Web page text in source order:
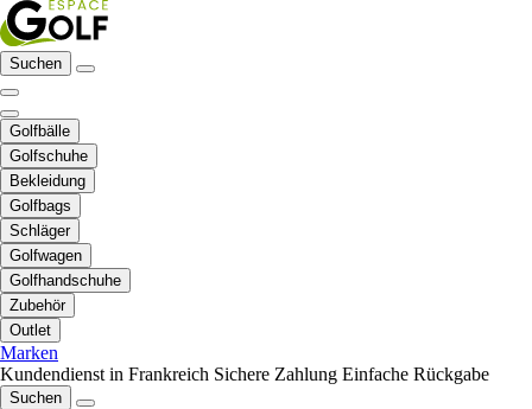
Suchen
Golfbälle
Golfschuhe
Bekleidung
Golfbags
Schläger
Golfwagen
Golfhandschuhe
Zubehör
Outlet
Marken
Kundendienst in Frankreich Sichere Zahlung Einfache Rückgabe
Suchen